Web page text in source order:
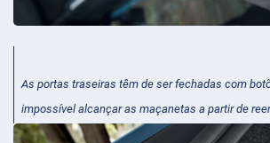
As portas traseiras têm de ser fechadas com
impossível alcançar as maçanetas a partir de